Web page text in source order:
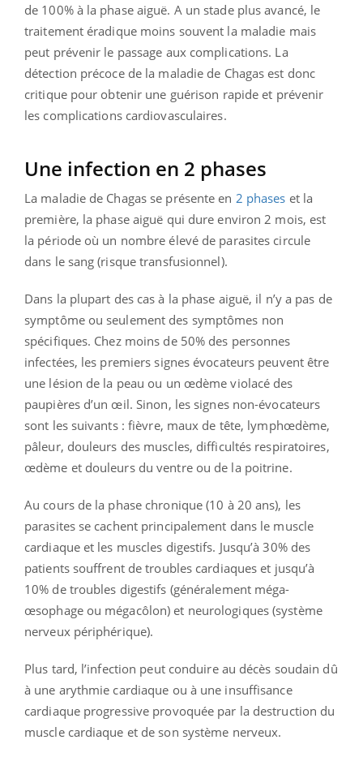
de 100% à la phase aiguë. A un stade plus avancé, le
traitement éradique moins souvent la maladie mais
peut prévenir le passage aux complications. La
détection précoce de la maladie de Chagas est donc
critique pour obtenir une guérison rapide et prévenir
les complications cardiovasculaires.
Une infection en 2 phases
La maladie de Chagas se présente en 2 phases et la
première, la phase aiguë qui dure environ 2 mois, est
la période où un nombre élevé de parasites circule
dans le sang (risque transfusionnel).
Dans la plupart des cas à la phase aiguë, il n’y a pas de
symptôme ou seulement des symptômes non
spécifiques. Chez moins de 50% des personnes
infectées, les premiers signes évocateurs peuvent être
une lésion de la peau ou un œdème violacé des
paupières d’un œil. Sinon, les signes non-évocateurs
sont les suivants : fièvre, maux de tête, lymphœdème,
pâleur, douleurs des muscles, difficultés respiratoires,
œdème et douleurs du ventre ou de la poitrine.
Au cours de la phase chronique (10 à 20 ans), les
parasites se cachent principalement dans le muscle
cardiaque et les muscles digestifs. Jusqu’à 30% des
patients souffrent de troubles cardiaques et jusqu’à
10% de troubles digestifs (généralement méga-
œsophage ou mégacôlon) et neurologiques (système
nerveux périphérique).
Plus tard, l’infection peut conduire au décès soudain dû
à une arythmie cardiaque ou à une insuffisance
cardiaque progressive provoquée par la destruction du
muscle cardiaque et de son système nerveux.